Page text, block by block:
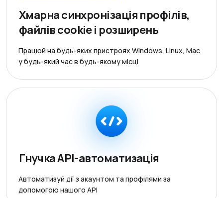
Хмарна синхронізація профілів,
файлів cookie і розширень
Працюй на будь-яких пристроях Windows, Linux, Mac
у будь-який час в будь-якому місці
Гнучка API-автоматизація
Автоматизуй дії з акаунтом та профілями за
допомогою нашого API